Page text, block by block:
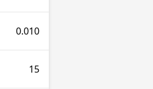
0.010
15